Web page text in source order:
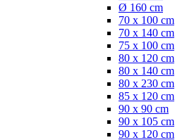
Ø 160 cm
70 x 100 cm
70 x 140 cm
75 x 100 cm
80 x 120 cm
80 x 140 cm
80 x 230 cm
85 x 120 cm
90 x 90 cm
90 x 105 cm
90 x 120 cm